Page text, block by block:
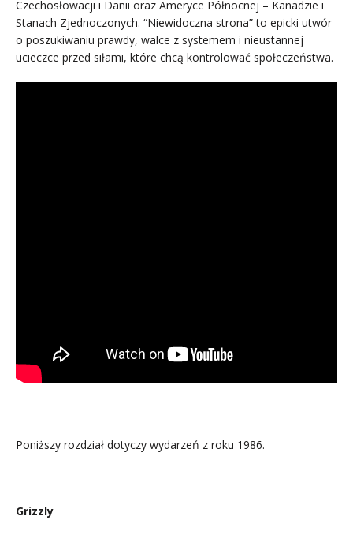
Czechosłowacji i Danii oraz Ameryce Północnej – Kanadzie i
Stanach Zjednoczonych. “Niewidoczna strona” to epicki utwór
o poszukiwaniu prawdy, walce z systemem i nieustannej
ucieczce przed siłami, które chcą kontrolować społeczeństwa.
Poniższy rozdział dotyczy wydarzeń z roku 1986.
Grizzly